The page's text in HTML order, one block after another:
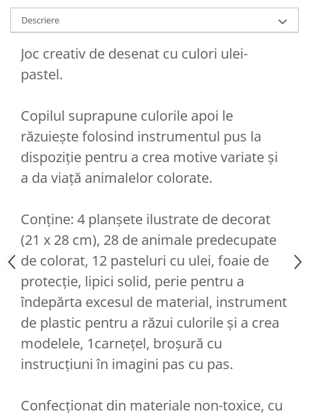
Descriere
Joc creativ de desenat cu culori ulei-
pastel.
Copilul suprapune culorile apoi le
răzuiește folosind instrumentul pus la
dispoziție pentru a crea motive variate și
a da viață animalelor colorate.
Conține: 4 planșete ilustrate de decorat
(21 x 28 cm), 28 de animale predecupate
de colorat, 12 pasteluri cu ulei, foaie de
protecție, lipici solid, perie pentru a
îndepărta excesul de material, instrument
de plastic pentru a răzui culorile și a crea
modelele, 1carnețel, broșură cu
instrucţiuni în imagini pas cu pas.
Confecționat din materiale non-toxice, cu